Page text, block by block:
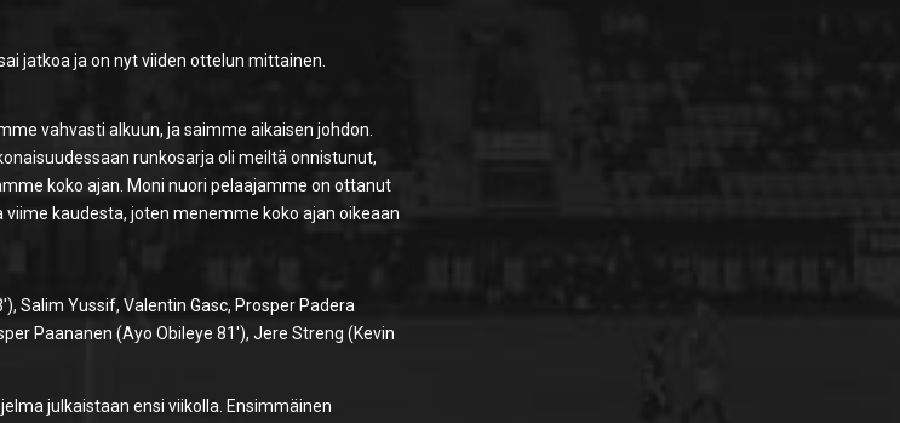
jatkoa ja on nyt viiden ottelun mittainen.
vahvasti alkuun, ja saimme aikaisen johdon.
runkosarja oli meiltä onnistunut,
koko ajan. Moni nuori pelaajamme on ottanut
kaudesta, joten menemme koko ajan oikeaan
Salim Yussif, Valentin Gasc, Prosper Padera
Paananen (Ayo Obileye 81′), Jere Streng (Kevin
julkaistaan ensi viikolla. Ensimmäinen